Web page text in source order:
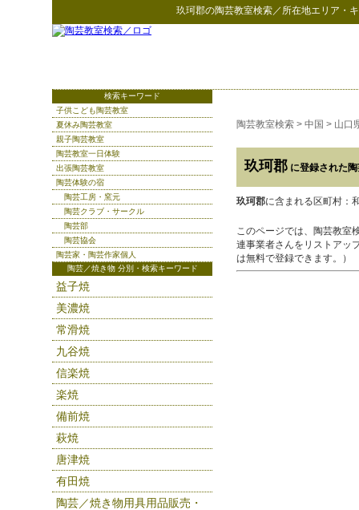
玖珂郡の陶芸教室検索／所在地エリア・
陶芸教室検索 > 中国 > 山口
玖珂郡 に登録された
玖珂郡に含まれる区町村：
このページでは、陶芸教室
連事業者さんをリストアッ
は無料で登録できます。）
検索キーワード
子供こども陶芸教室
夏休み陶芸教室
親子陶芸教室
陶芸教室一日体験
出張陶芸教室
陶芸体験の宿
陶芸工房・窯元
陶芸クラブ・サークル
陶芸部
陶芸協会
陶芸家・陶芸作家個人
陶芸／焼き物 分別・検索キーワード
益子焼
美濃焼
常滑焼
九谷焼
信楽焼
楽焼
備前焼
萩焼
唐津焼
有田焼
陶芸／焼き物用具用品販売・